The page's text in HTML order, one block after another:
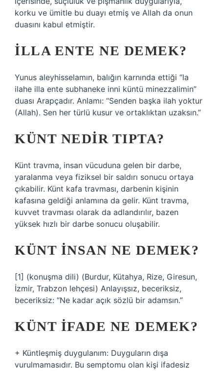
korku ve ümitle bu duayı etmiş ve Allah da onun
duasını kabul etmiştir.
İLLA ENTE NE DEMEK?
Yunus aleyhisselamın, balığın karnında ettiği “la
ilahe illa ente subhaneke inni küntü minezzalimin”
duası Arapçadır. Anlamı: “Senden başka ilah yoktur
(Allah). Sen her türlü kusur ve ortaklıktan uzaksın.”
KÜNT NEDIR TIPTA?
Künt travma, insan vücuduna gelen bir darbe,
yaralanma veya fiziksel bir saldırı sonucu ortaya
çıkabilir. Künt kafa travması, darbenin kişinin
kafasına geldiği anlamına da gelir. Künt travma,
kuvvet travması olarak da adlandırılır, bazen
yüksek hızlı bir darbe sonucu oluşabilir.
KÜNT INSAN NE DEMEK?
[1] (konuşma dili) (Burdur, Kütahya, Rize, Giresun,
İzmir, Trabzon lehçesi) Anlayışsız, beceriksiz,
beceriksiz: “Ne kadar açık sözlü bir adamsın.”
KÜNT IFADE NE DEMEK?
+ Küntleşmiş duygulanım: Duyguların dışa
vurulmamasıdır. Bu semptomu olan kişi ifadesiz